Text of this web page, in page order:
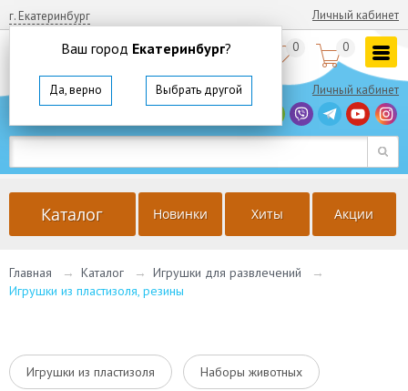
Личный кабинет
г. Екатеринбург
Ваш город Екатеринбург?
Да, верно Выбрать другой
0
 0
(800) 350 64 57
Личный кабинет
Ваш городЕкатеринбург?
Каталог Новинки Хиты Акции
Главная → Каталог → Игрушки для развлечений
→
Игрушки из пластизоля, резины
Игрушки из пластизоля Наборы животных